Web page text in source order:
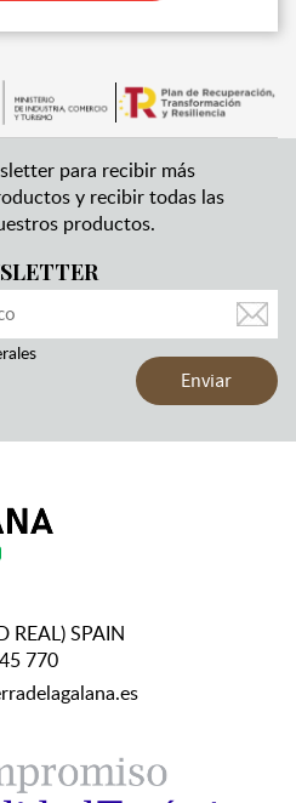
para recibir más
y recibir todas las
productos.
REAL) SPAIN
770